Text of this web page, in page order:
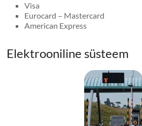
Visa
Eurocard – Mastercard
American Express
Elektrooniline süsteem